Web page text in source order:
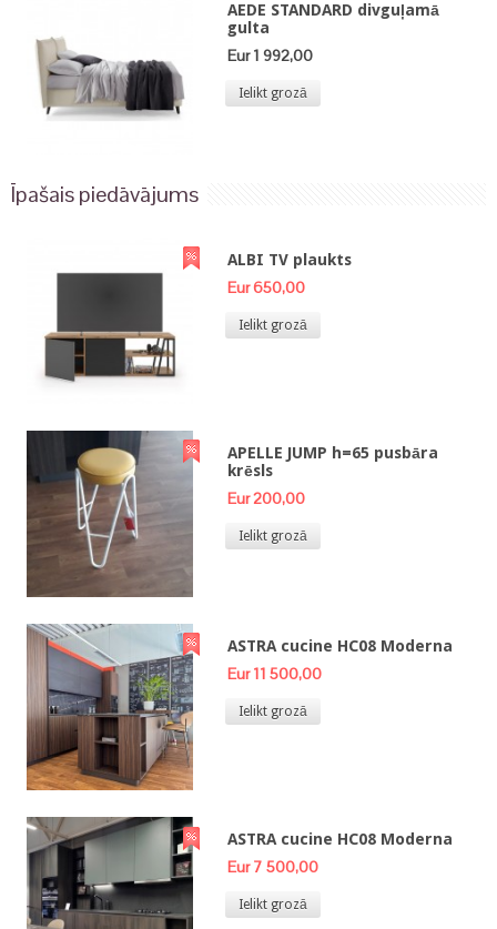
AEDE STANDARD divguļamā
gulta
Eur 1 992,00
Ielikt grozā
Īpašais piedāvājums
ALBI TV plaukts
Eur 650,00
Ielikt grozā
APELLE JUMP h=65 pusbāra
krēsls
Eur 200,00
Ielikt grozā
ASTRA cucine HC08 Moderna
Eur 11 500,00
Ielikt grozā
ASTRA cucine HC08 Moderna
Eur 7 500,00
Ielikt grozā